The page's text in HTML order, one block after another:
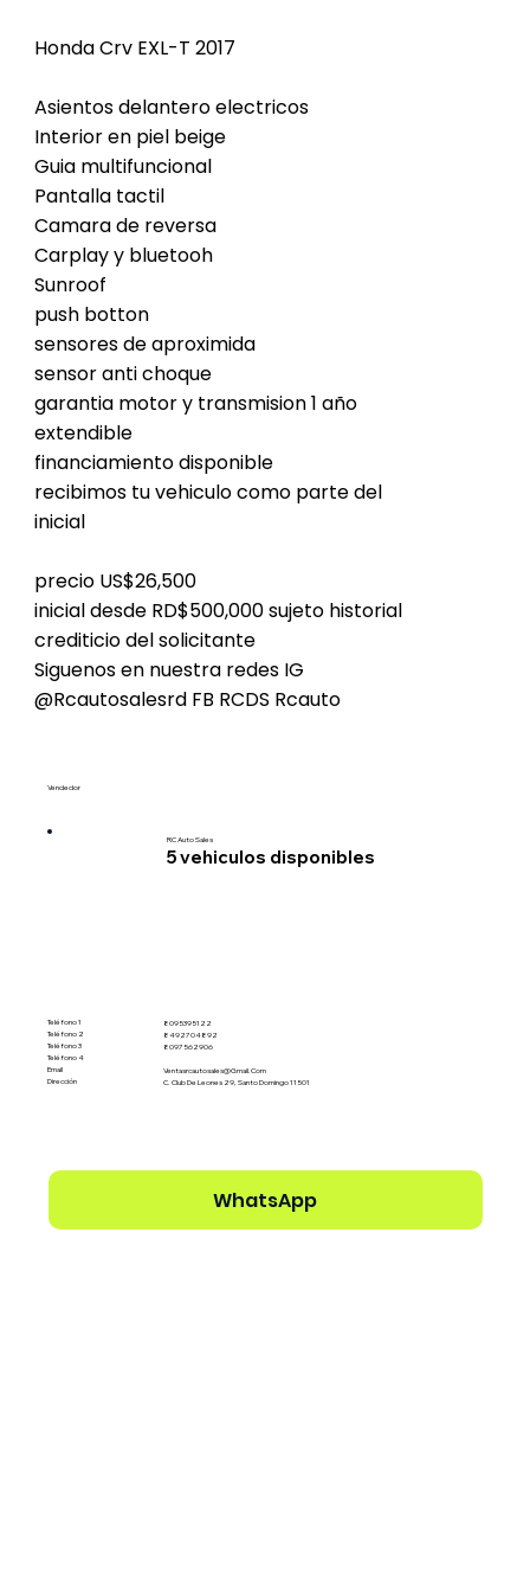
Honda Crv EXL-T 2017
Asientos delantero electricos
Interior en piel beige
Guia multifuncional
Pantalla tactil
Camara de reversa
Carplay y bluetooh
Sunroof
push botton
sensores de aproximida
sensor anti choque
garantia motor y transmision 1 año
extendible
financiamiento disponible
recibimos tu vehiculo como parte del
inicial
precio US$26,500
inicial desde RD$500,000 sujeto historial
crediticio del solicitante
Siguenos en nuestra redes IG
@Rcautosalesrd FB RCDS Rcauto
Teléfono 1
Teléfono 2
Teléfono 3
Teléfono 4
Email
Dirección
8095395122
8492704892
8097562906
Ventasrcautosales@gmail.com
C. Club De Leones 29, Santo Domingo 11501
Vendedor
RC Auto Sales
5vehiculos disponibles
WhatsApp